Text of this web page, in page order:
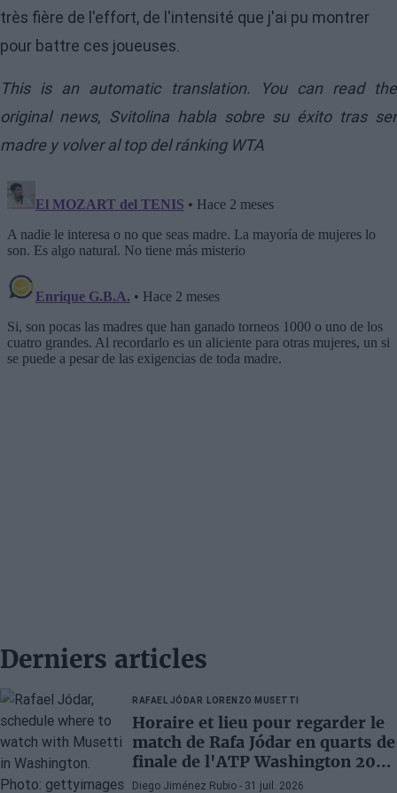
très fière de l'effort, de l'intensité que j'ai pu montrer
pour battre ces joueuses.
This is an automatic translation. You can read the
original news, Svitolina habla sobre su éxito tras ser
madre y volver al top del ránking WTA
Derniers articles
RAFAEL JÓDAR LORENZO MUSETTI
Horaire et lieu pour regarder le
match de Rafa Jódar en quarts de
finale de l'ATP Washington 2026
contre Musetti
Diego Jiménez Rubio - 31 juil. 2026